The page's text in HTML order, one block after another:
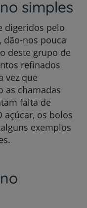
simples
digeridos pelo
dão-nos pouca
deste grupo de
refinados
vez que
as chamadas
falta de
açúcar, os bolos
exemplos